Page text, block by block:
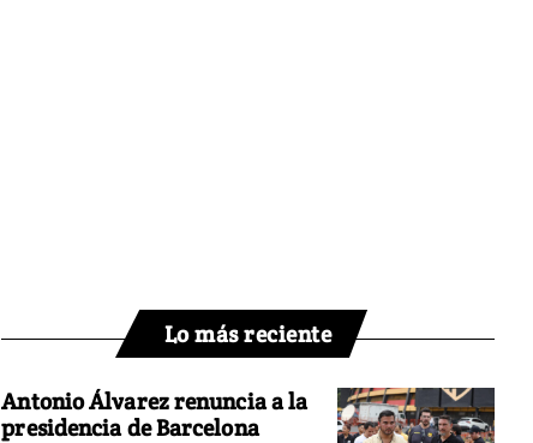
Lo más reciente
Antonio Álvarez renuncia a la
presidencia de Barcelona